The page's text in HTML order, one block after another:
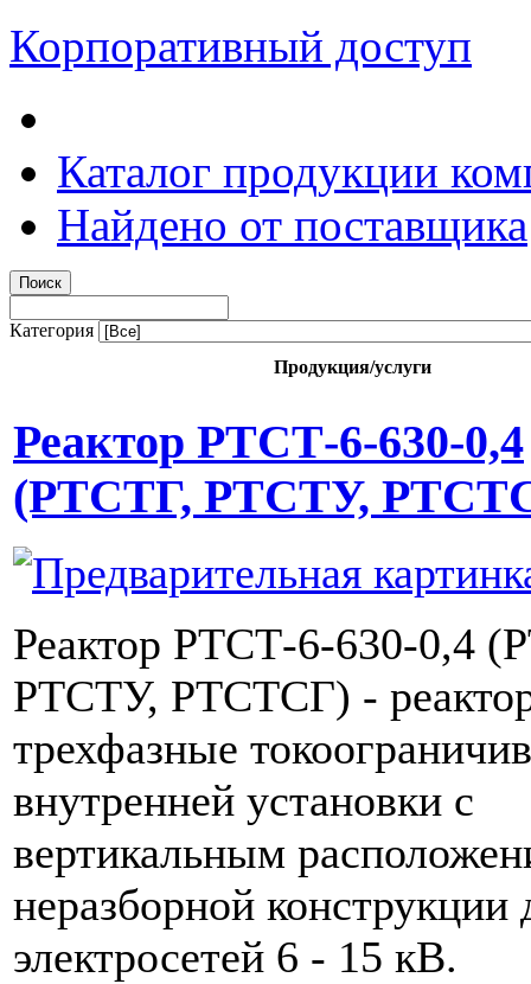
Корпоративный доступ
Каталог продукции
Найдено от поставщика
Категория
Продукция/услуги
Реактор РТСТ-6-630-0,4
(РТСТГ, РТСТУ,
Реактор РТСТ-6-630-0,4
РТСТУ, РТСТСГ) -
трехфазные
внутренней установки с
вертикальным
неразборной конструкции
электросетей 6 - 15 кВ.